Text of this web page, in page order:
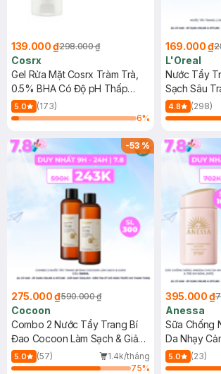
139.000 ₫298.000 ₫
Cosrx
Gel Rửa Mặt Cosrx Tràm Trà,
0.5% BHA Có Độ pH Thấp
150ml
5.0
(173)
6%
169.000 ₫
L'Oreal
Nước Tẩy
Sạch Sâu
4.8 (298)
-53%
275.000 ₫590.000 ₫
Cocoon
Combo 2 Nước Tẩy Trang Bí
Đao Cocoon Làm Sạch & Giảm
Dầu 500ml
5.0 (57)
1.4k/tháng
75%
395.000 ₫
Anessa
Sữa Chống
Da Nhạy
(Mới)
5.0 (23)